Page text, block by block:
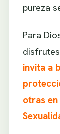
pureza
Para
invita a
otras